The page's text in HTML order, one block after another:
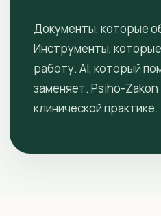
Документы, которые
Инструменты,
работу. AI, который
заменяет. Psiho-
клинической практике.